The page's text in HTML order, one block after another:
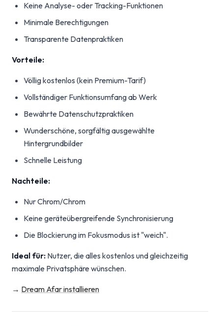
Keine Analyse- oder Tracking-Funktionen
Minimale Berechtigungen
Transparente Datenpraktiken
Vorteile:
Völlig kostenlos (kein Premium-Tarif)
Vollständiger Funktionsumfang ab Werk
Bewährte Datenschutzpraktiken
Wunderschöne, sorgfältig ausgewählte
Hintergrundbilder
Schnelle Leistung
Nachteile:
Nur Chrom/Chrom
Keine geräteübergreifende Synchronisierung
Die Blockierung im Fokusmodus ist "weich".
Ideal für: Nutzer, die alles kostenlos und gleichzeitig
maximale Privatsphäre wünschen.
→ Dream Afar installieren